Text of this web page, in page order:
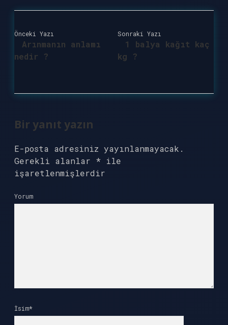
Önceki Yazı
Arınmanın anlamı
nedir ?
Sonraki Yazı
1 balya kağıt kaç
kg ?
Bir yanıt yazın
E-posta adresiniz yayınlanmayacak.
Gerekli alanlar * ile
işaretlenmişlerdir
Yorum
İsim*